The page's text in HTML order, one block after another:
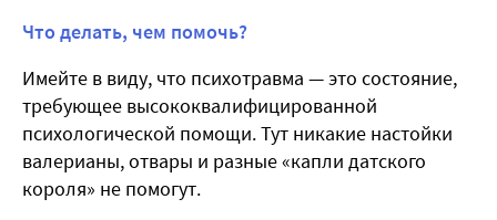
Что делать, чем помочь?
Имейте в виду, что психотравма — это состояние,
требующее высококвалифицированной
психологической помощи. Тут никакие настойки
валерианы, отвары и разные «капли датского
короля» не помогут.